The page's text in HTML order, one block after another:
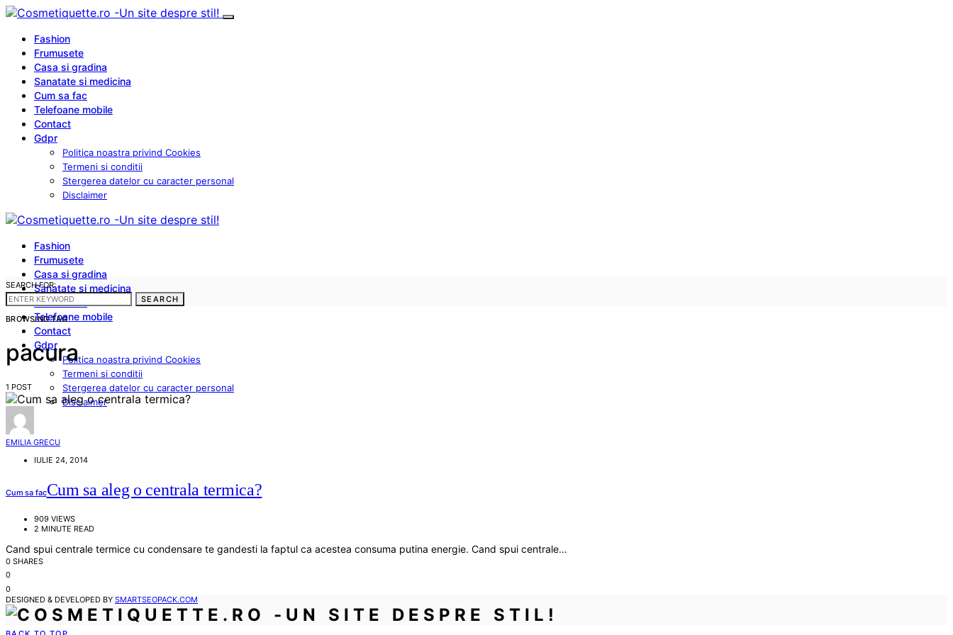
Fashion
Frumusete
Casa si gradina
Sanatate si medicina
Cum sa fac
Telefoane mobile
Contact
Gdpr
Politica noastra privind Cookies
Termeni si conditii
Stergerea datelor cu caracter personal
Disclaimer
Fashion
Frumusete
Casa si gradina
Sanatate si medicina
Cum sa fac
Telefoane mobile
Contact
Gdpr
Politica noastra privind Cookies
Termeni si conditii
Stergerea datelor cu caracter personal
Disclaimer
SEARCH FOR:
SEARCH
BROWSING TAG
pacura
1 POST
EMILIA GRECU
IULIE 24, 2014
Cum sa facCum sa aleg o centrala termica?
909 VIEWS
2 MINUTE READ
Cand spui centrale termice cu condensare te gandesti la faptul ca acestea consuma putina energie. Cand spui centrale…
0 SHARES
0
0
DESIGNED & DEVELOPED BY SMARTSEOPACK.COM